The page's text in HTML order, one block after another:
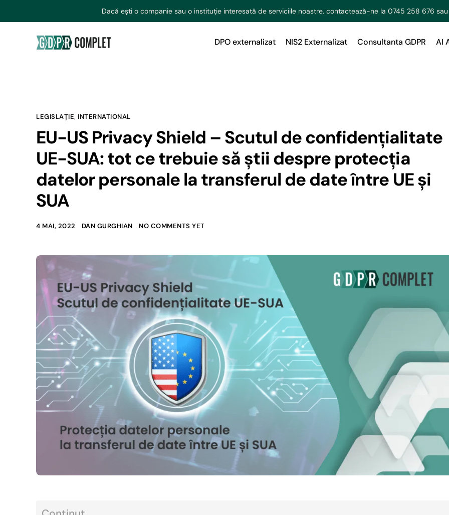
Dacă ești o companie sau o instituție interesată de serviciile noastre, contactează-ne la 0745 258 676
DPO externalizat NIS2 Externalizat Consultanta GDPR AI
LEGISLAȚIE, INTERNATIONAL
EU-US Privacy Shield – Scutul de confidențialitate
UE-SUA: tot ce trebuie să știi despre protecția
datelor personale la transferul de date între UE și
SUA
4 MAI, 2022 DAN GURGHIAN NO COMMENTS YET